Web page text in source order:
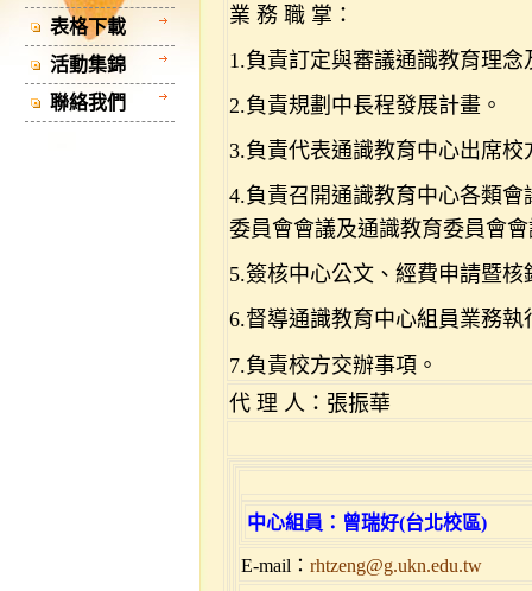
表格下載
活動集錦
聯絡我們
業 務 職 掌：
1.負責訂定與審議通識教育理
2.負責規劃中長程發展計畫。
3.負責代表通識教育中心出席校
4.負責召開通識教育中心各類
委員會會議及通識教育委員會
5.簽核中心公文、經費申請暨核
6.督導通識教育中心組員業務執
7.負責校方交辦事項。
代 理 人：張振華
中心組員：曾瑞好(台北校區)
E-mail： rhtzeng@g.ukn.edu.tw